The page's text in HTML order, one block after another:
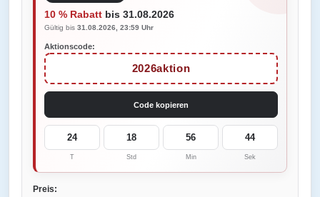
10 % Rabatt bis 31.08.2026
Gültig bis 31.08.2026, 23:59 Uhr
Aktionscode:
2026aktion
Code kopieren
24
T
18
Std
56
Min
44
Sek
Preis: